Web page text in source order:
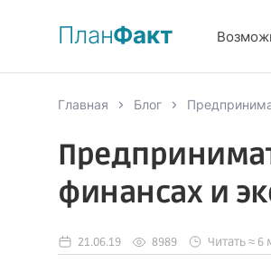
ПланФакт
Главная Блог
финансах и
21.06.19 8989 Читать ≈ 6